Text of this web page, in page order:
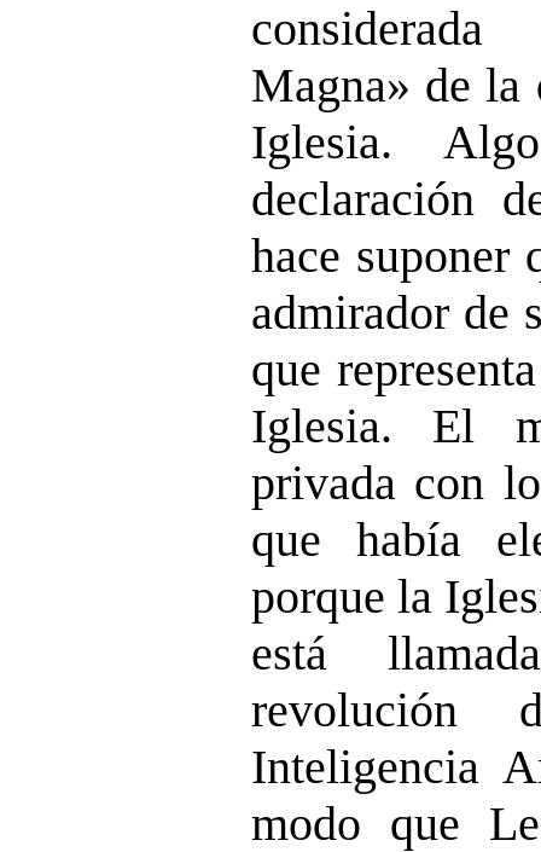
Magna» de la
Iglesia.
declaración
hace suponer
admirador de
que
Iglesia. El
privada con
que había
porque la
está
Inteligencia
modo que